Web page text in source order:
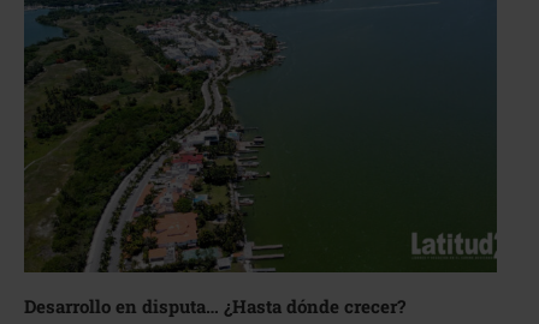
Desarrollo en disputa… ¿Hasta dónde crecer?